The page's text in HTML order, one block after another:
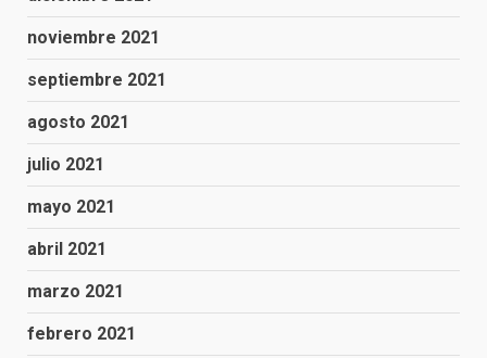
noviembre 2021
septiembre 2021
agosto 2021
julio 2021
mayo 2021
abril 2021
marzo 2021
febrero 2021